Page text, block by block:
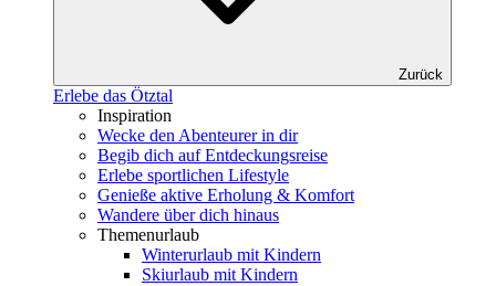
Zurück
Erlebe das Ötztal
Inspiration
Wecke den Abenteurer in dir
Begib dich auf Entdeckungsreise
Erlebe sportlichen Lifestyle
Genieße aktive Erholung & Komfort
Wandere über dich hinaus
Themenurlaub
Winterurlaub mit Kindern
Skiurlaub mit Kindern